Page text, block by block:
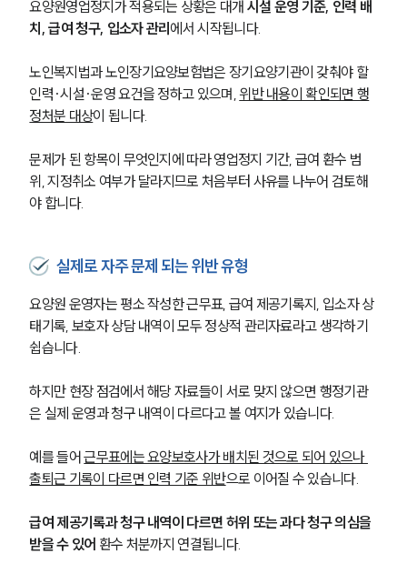
요양원영업정지가 적용되는 상황은 대개 시설 운영 기준, 인력 배
치, 급여 청구, 입소자 관리에서 시작됩니다.
노인복지법과 노인장기요양보험법은 장기요양기관이 갖춰야 할
인력·시설·운영 요건을 정하고 있으며, 위반 내용이 확인되면 행
정처분 대상이 됩니다.
문제가 된 항목이 무엇인지에 따라 영업정지 기간, 급여 환수 범
위, 지정취소 여부가 달라지므로 처음부터 사유를 나누어 검토해
야 합니다.
실제로 자주 문제 되는 위반 유형
요양원 운영자는 평소 작성한 근무표, 급여 제공기록지, 입소자 상
태기록, 보호자 상담 내역이 모두 정상적 관리자료라고 생각하기
쉽습니다.
하지만 현장 점검에서 해당 자료들이 서로 맞지 않으면 행정기관
은 실제 운영과 청구 내역이 다르다고 볼 여지가 있습니다.
예를 들어 근무표에는 요양보호사가 배치된 것으로 되어 있으나
출퇴근 기록이 다르면 인력 기준 위반으로 이어질 수 있습니다.
급여 제공기록과 청구 내역이 다르면 허위 또는 과다 청구 의심을
받을 수 있어 환수 처분까지 연결됩니다.